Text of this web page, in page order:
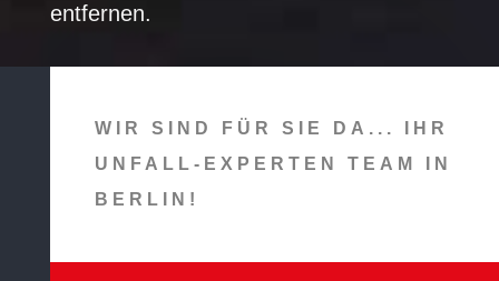
entfernen.
WIR SIND FÜR SIE DA... IHR
UNFALL-EXPERTEN TEAM IN
BERLIN!